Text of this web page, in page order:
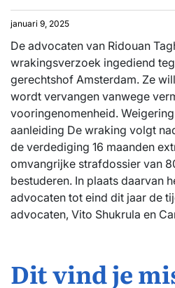
januari 9, 2025
De advocaten van Ridouan
wrakingsverzoek ingediend
gerechtshof Amsterdam. Ze
wordt vervangen vanwege
vooringenomenheid.
aanleiding De wraking volgt
de verdediging 16 maanden
omvangrijke strafdossier van
bestuderen. In plaats daarvan
advocaten tot eind dit jaar de
advocaten, Vito Shukrula en
Dit vind je